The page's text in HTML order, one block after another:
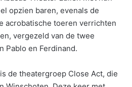
opzien baren, evenals de
acrobatische toeren verrichten
vergezeld van de twee
Pablo en Ferdinand.
is de theatergroep Close Act, die